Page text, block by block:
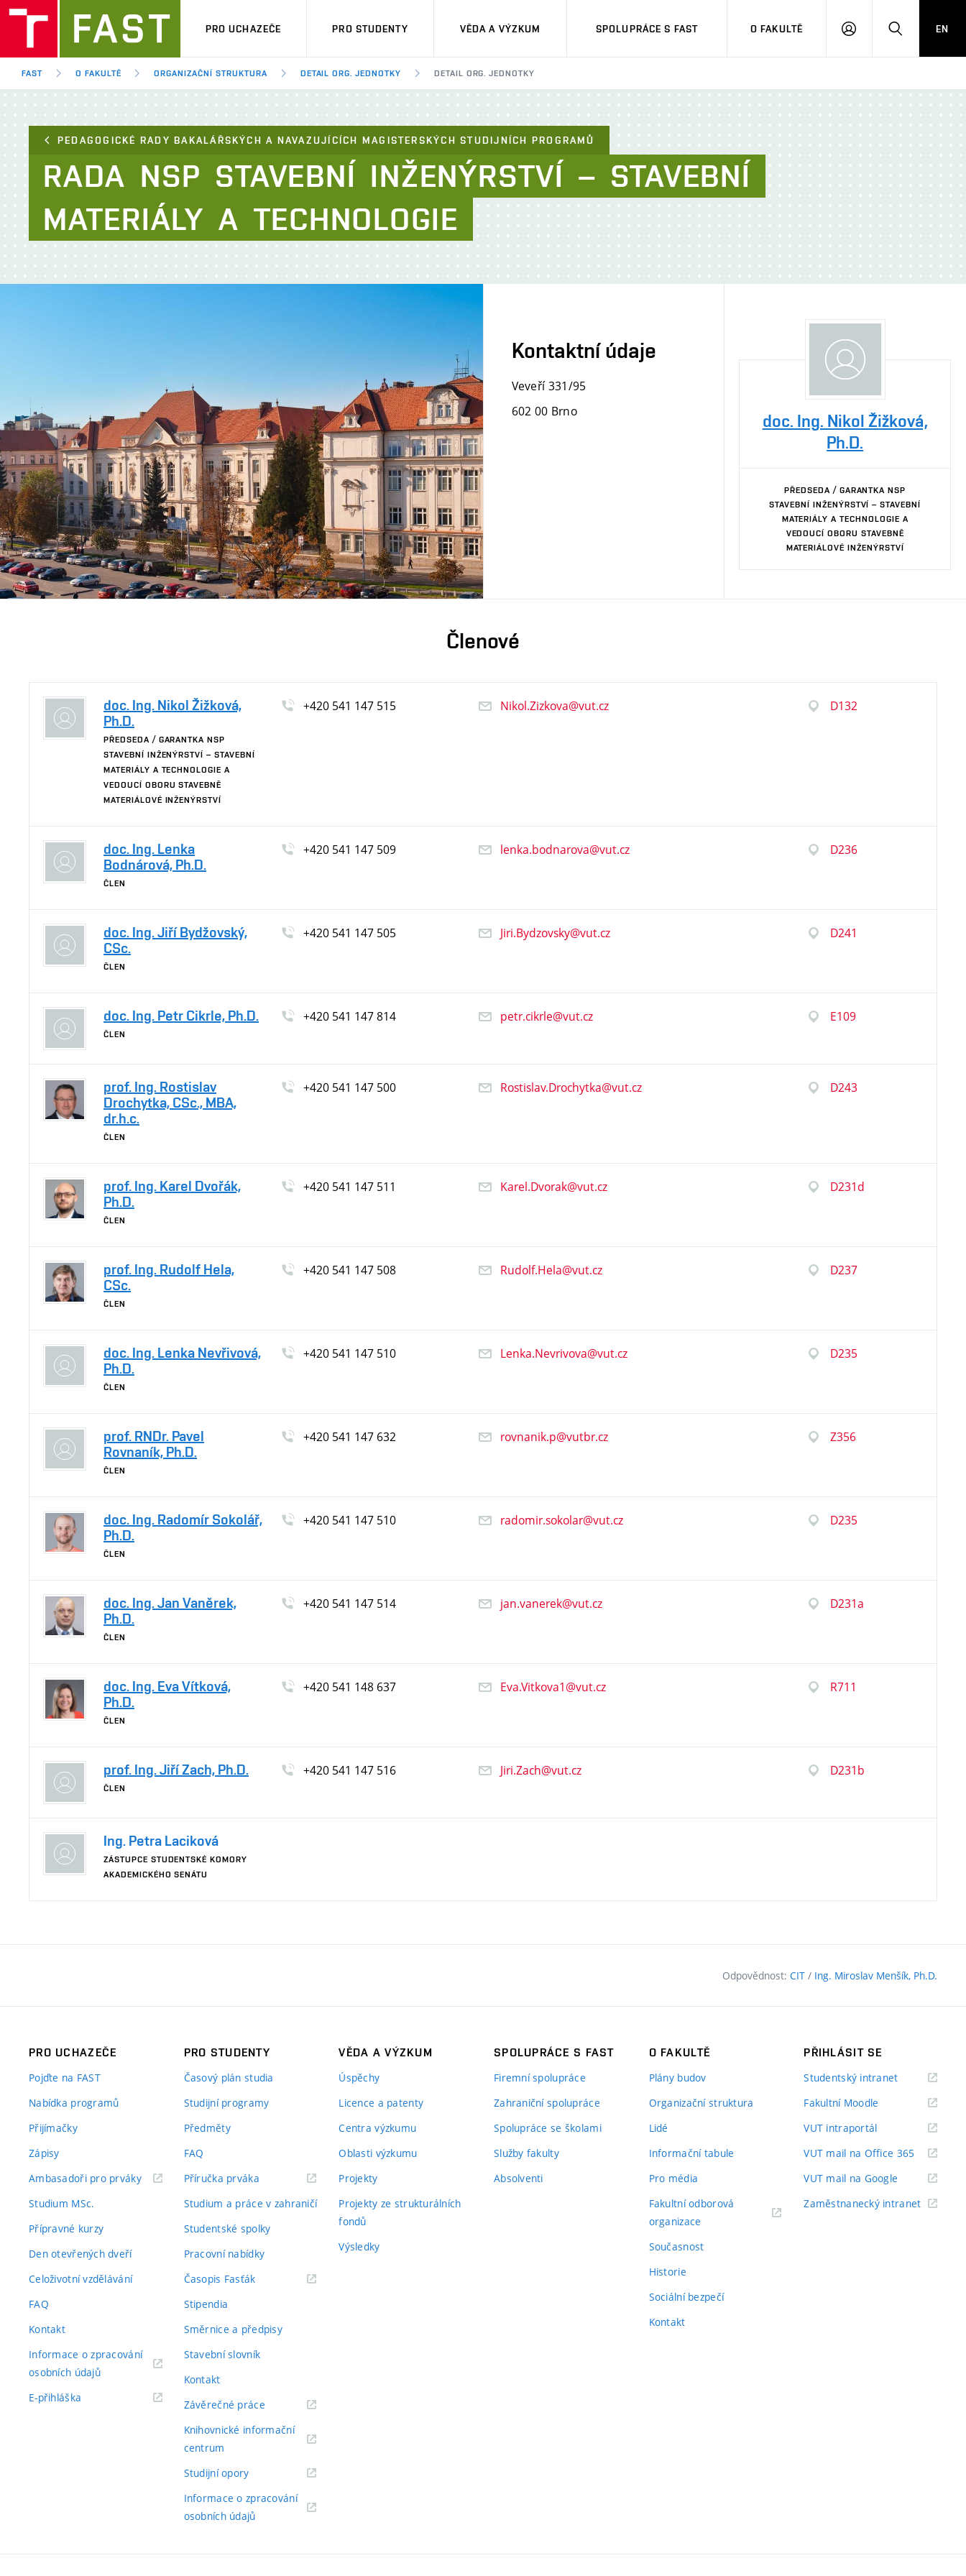
PRO UCHAZEČE PRO STUDENTY VĚDA A VÝZKUM SPOLUPRÁCE S FAST O FAKULTĚ
PŘIHLÁSITHLEDAT
EN
FAST O FAKULTĚ ORGANIZAČNÍ STRUKTURA DETAIL ORG. JEDNOTKY DETAIL ORG. JEDNOTKY
PEDAGOGICKÉ RADY BAKALÁŘSKÝCH A NAVAZUJÍCÍCH MAGISTERSKÝCH STUDIJNÍCH PROGRAMŮ
RADA NSP STAVEBNÍ INŽENÝRSTVÍ – STAVEBNÍ
MATERIÁLY A TECHNOLOGIE
Kontaktní údaje
Veveří 331/95
602 00 Brno
doc. Ing. Nikol Žižková,
Ph.D.
PŘEDSEDA / GARANTKA NSP
STAVEBNÍ INŽENÝRSTVÍ – STAVEBNÍ
MATERIÁLY A TECHNOLOGIE A
VEDOUCÍ OBORU STAVEBNĚ
MATERIÁLOVÉ INŽENÝRSTVÍ
Členové
doc. Ing. Nikol Žižková,
Ph.D.
PŘEDSEDA / GARANTKA NSP
STAVEBNÍ INŽENÝRSTVÍ – STAVEBNÍ
MATERIÁLY A TECHNOLOGIE A
VEDOUCÍ OBORU STAVEBNĚ
MATERIÁLOVÉ INŽENÝRSTVÍ
+420541 147515 Nikol.Zizkova@vut.cz D132
doc. Ing. Lenka
Bodnárová, Ph.D.
ČLEN
+420541 147509 lenka.bodnarova@vut.cz D236
doc. Ing. Jiří Bydžovský,
CSc.
ČLEN
+420541 147505 Jiri.Bydzovsky@vut.cz D241
doc. Ing. Petr Cikrle, Ph.D.
ČLEN
+420541 147814 petr.cikrle@vut.cz E109
prof. Ing. Rostislav
Drochytka, CSc., MBA,
dr.h.c.
ČLEN
+420541 147500 Rostislav.Drochytka@vut.cz D243
prof. Ing. Karel Dvořák,
Ph.D.
ČLEN
+420541 147511 Karel.Dvorak@vut.cz D231d
prof. Ing. Rudolf Hela,
CSc.
ČLEN
+420541 147508 Rudolf.Hela@vut.cz D237
doc. Ing. Lenka Nevřivová,
Ph.D.
ČLEN
+420541 147510 Lenka.Nevrivova@vut.cz D235
prof. RNDr. Pavel
Rovnaník, Ph.D.
ČLEN
+420541 147632 rovnanik.p@vutbr.cz Z356
doc. Ing. Radomír Sokolář,
Ph.D.
ČLEN
+420541 147510 radomir.sokolar@vut.cz D235
doc. Ing. Jan Vaněrek,
Ph.D.
ČLEN
+420541 147514 jan.vanerek@vut.cz D231a
doc. Ing. Eva Vítková,
Ph.D.
ČLEN
+420541 148637 Eva.Vitkova1@vut.cz R711
prof. Ing. Jiří Zach, Ph.D.
ČLEN
+420541 147516 Jiri.Zach@vut.cz D231b
Ing. Petra Laciková
ZÁSTUPCE STUDENTSKÉ KOMORY
AKADEMICKÉHO SENÁTU
Odpovědnost: CIT / Ing. Miroslav Menšík, Ph.D.
PRO UCHAZEČE
Pojďte na FAST
Nabídka programů
Přijímačky
Zápisy
Ambasadoři pro prváky(externí
Studium MSc.
Přípravné kurzy
Den otevřených dveří
Celoživotní vzdělávání
FAQ
Kontakt
Informace o zpracování
osobních údajů(externí
E-přihláška
PRO STUDENTY
Časový plán studia
Studijní programy
Předměty
FAQ
Příručka prváka(externí
Studium a práce v zahraničí
Studentské spolky
Pracovní nabídky
Časopis Fasťák(externí
Stipendia
Směrnice a předpisy
Stavební slovník
Kontakt
Závěrečné práce(externí
Knihovnické informační
centrum
Studijní opory(externí
Informace o zpracování
osobních údajů(externí
VĚDA A VÝZKUM
Úspěchy
Licence a patenty
Centra výzkumu
Oblasti výzkumu
Projekty
Projekty ze strukturálních
fondů
Výsledky
SPOLUPRÁCE S FAST
Firemní spolupráce
Zahraniční spolupráce
Spolupráce se školami
Služby fakulty
Absolventi
O FAKULTĚ
Plány budov
Organizační struktura
Lidé
Informační tabule
Pro média
Fakultní odborová
organizace
Současnost
Historie
Sociální bezpečí
Kontakt
PŘIHLÁSIT SE
Studentský intranet(externí
Fakultní Moodle
VUT intraportál(externí
VUT mail na Office 365 (externí
odkaz)
VUT mail na Google (externí
Zaměstnanecký intranet(externí